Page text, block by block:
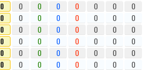
0 0 0 0 0 0 0
0
0 0 0 0 0 0 0
0
0 0 0 0 0 0 0
0
0 0 0 0 0 0 0
0
0 0 0 0 0 0 0
0
0 0 0 0 0 0 0
0